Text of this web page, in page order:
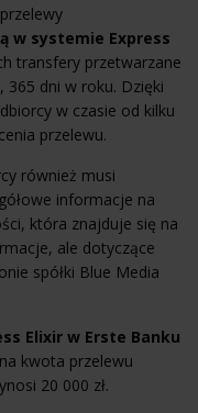
w systemie Express
transfery przetwarzane
365 dni w roku. Dzięki
w czasie od kilku
przelewu.
również musi
informacje na
która znajduje się na
ale dotyczące
spółki Blue Media
Elixir w Erste Banku
kwota przelewu
20 000 zł.